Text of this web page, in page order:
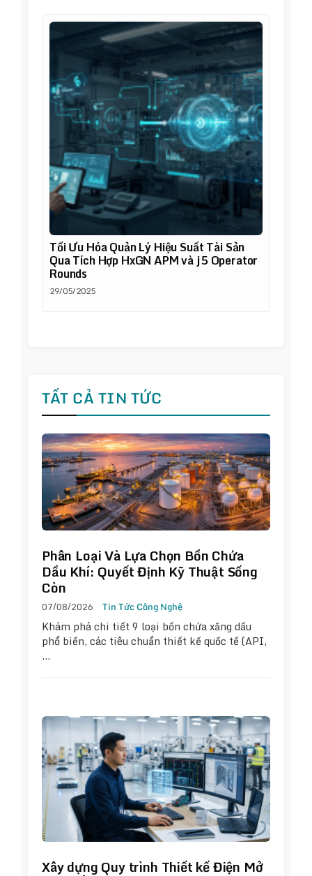
Tối Ưu Hóa Quản Lý Hiệu Suất Tài Sản
Qua Tích Hợp HxGN APM và j5 Operator
Rounds
29/05/2025
TẤT CẢ TIN TỨC
Phân Loại Và Lựa Chọn Bồn Chứa
Dầu Khí: Quyết Định Kỹ Thuật Sống
Còn
07/08/2026 Tin Tức Công Nghệ
Khám phá chi tiết 9 loại bồn chứa xăng dầu
phổ biến, các tiêu chuẩn thiết kế quốc tế (API,
…
Xây dựng Quy trình Thiết kế Điện Mở